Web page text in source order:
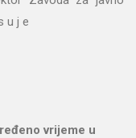
u j e
vrijeme u